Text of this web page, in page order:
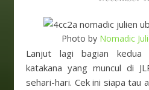
Photo by Nomadic
Lanjut lagi bagian kedua dari daftar kosakata
katakana yang muncul di
sehari-hari. Cek ini siapa tau